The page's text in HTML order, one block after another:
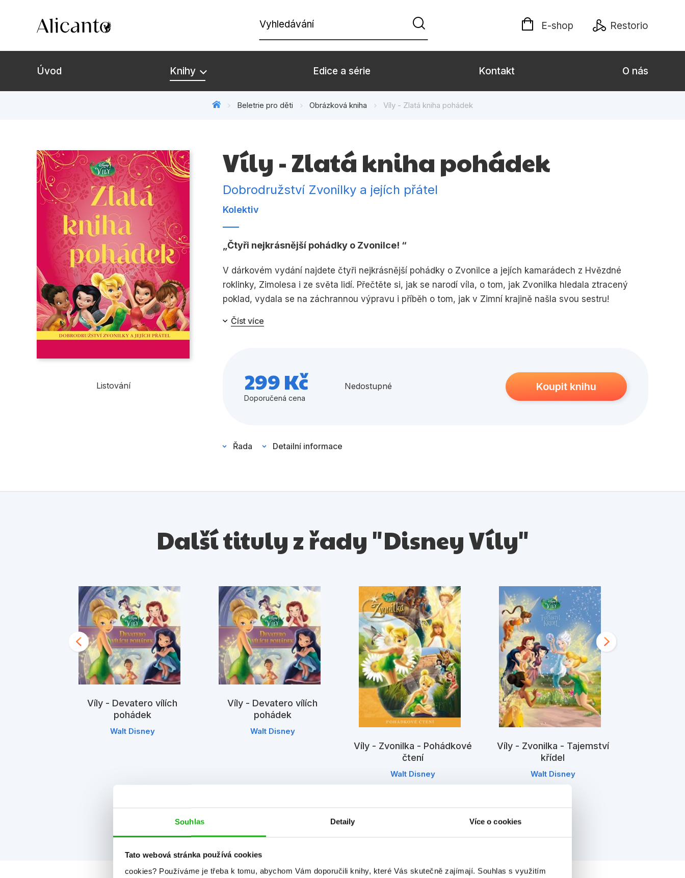
Souhlas Detaily Více o cookies
Tato webová stránka používá cookies
cookies? Používáme je třeba k tomu, abychom Vám doporučili knihy, které Vás skutečně zajímají. Souhlas s využitím
Vyhledávání E-shop Restorio
Úvod Knihy
Připravujeme
Bestsellery
Tipy redakce
Beletrie pro děti Beletrie pro dospělé
Kalendáře Komiks
Kuchařky
Umění a kultura Výchova a pedagogika
Zdraví a životní styl
Edice a série Kontakt O nás
Beletrie pro děti Obrázková kniha Víly - Zlatá kniha pohádek
Listování
Víly - Zlatá kniha pohádek
Dobrodružství Zvonilky a jejích přátel
Kolektiv
Čtyři nejkrásnější pohádky o Zvonilce!
V dárkovém vydání najdete čtyři nejkrásnější pohádky o Zvonilce a jejích kamarádech z Hvězdné
roklinky, Zimolesa i ze světa lidí. Přečtěte si, jak se narodí víla, o tom, jak Zvonilka hledala ztracený
poklad, vydala se na záchrannou výpravu i příběh o tom, jak v Zimní krajině našla svou sestru!
Číst více
299 Kč
Doporučená cena
Nedostupné Koupit knihu
Řada Detailní informace
Další tituly z řady "Disney Víly"
Víly - Devatero vílích
pohádek
Walt Disney
Víly - Devatero vílích
pohádek
Walt Disney
Víly - Zvonilka - Pohádkové
čtení
Walt Disney
Víly - Zvonilka - Tajemství
křídel
Walt Disney